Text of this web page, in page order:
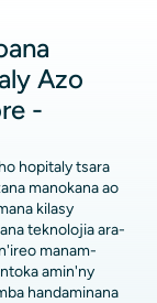
Azo
-
hopitaly tsara
manokana ao
kilasy
teknolojia ara-
manam-
amin'ny
handaminana